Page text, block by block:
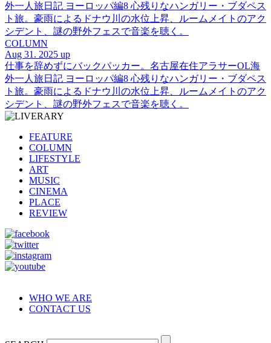
外一人旅日記 ヨーロッパ編8 心残りなハンガリー・ブダペス
ト旅。豪雨によるドナウ川の水位上昇、ルームメイトのアク
シデント、謎の野外フェスで音楽を聴く。
COLUMN
Aug 31. 2025 up
仕事を辞めずにバックパッカー。名古屋在住アラサーOL海
外一人旅日記 ヨーロッパ編8 心残りなハンガリー・ブダペス
ト旅。豪雨によるドナウ川の水位上昇、ルームメイトのアク
シデント、謎の野外フェスで音楽を聴く。
FEATURE
COLUMN
LIFESTYLE
ART
MUSIC
CINEMA
PLACE
REVIEW
WHO WE ARE
CONTACT US